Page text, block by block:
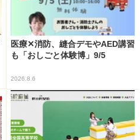
医療✕消防、縫合デモやAED講習
も「おしごと体験博」9/5
2026.8.6